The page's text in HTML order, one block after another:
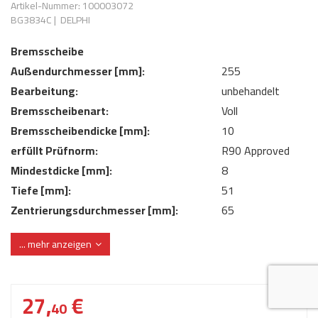
Werkzeuge & kleine
Lokring
Fittinge/
Elektrik
Kupplung/-anbauteile
Abgasanlage
Wischerblätter
Benzineinspritzung
Reiniger/
Dichtmasse
Prüföl
Öle
ANMELDEN
REGISTRIEREN
MERKZETTEL
zum B2B Shop
für Werkstattkunden
Artikel-Nummer: 100003072
BG3834C| DELPHI
Bremsscheibe
Außendurchmesser [mm]:
255
Bearbeitung:
unbehandelt
Bremsscheibenart:
Voll
Bremsscheibendicke [mm]:
10
erfüllt Prüfnorm:
R90 Approved
Mindestdicke [mm]:
8
Tiefe [mm]:
51
Zentrierungsdurchmesser [mm]:
65
... mehr anzeigen
27,40€